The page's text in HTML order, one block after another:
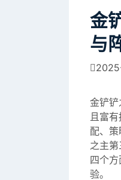
金
与
金铲
且富
配、
之主
四个
验。